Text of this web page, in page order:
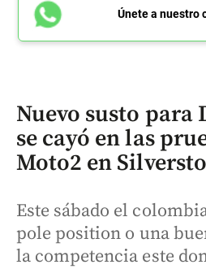
Únete a nuestro
Nuevo susto para
se cayó en las
Moto2 en
Este sábado el
pole position o una
la competencia este